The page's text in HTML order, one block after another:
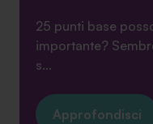
25 punti base
importante?
s...
Approfondisci